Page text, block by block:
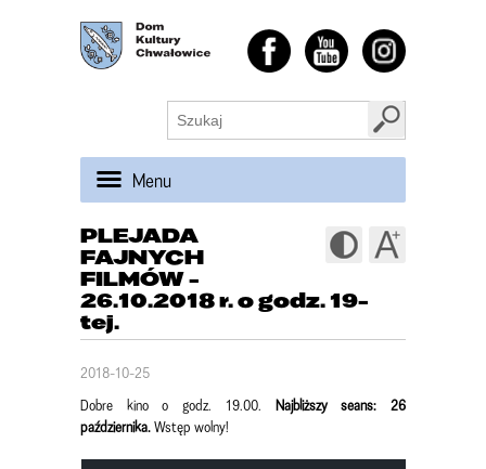
Menu
PLEJADA
FAJNYCH
FILMÓW -
26.10.2018 r. o godz. 19-
tej.
2018-10-25
Dobre kino o godz. 19.00. Najbliższy seans: 26
października.Wstęp wolny!